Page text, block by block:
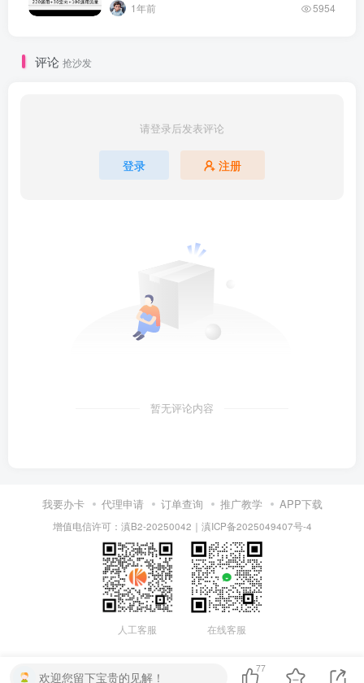
1年前 5954
评论 抢沙发
请登录后发表评论
登录 注册
暂无评论内容
我要办卡 代理申请 订单查询 推广教学 APP下载
增值电信许可：滇B2-20250042 ｜ 滇ICP备2025049407号-4
人工客服 在线客服
欢迎您留下宝贵的见解！
77